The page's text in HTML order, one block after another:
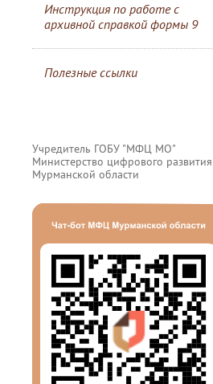
Инструкция по работе с
архивной справкой формы 9
Полезные ссылки
Учредитель ГОБУ "МФЦ МО"
Министерство цифрового развития
Мурманской области